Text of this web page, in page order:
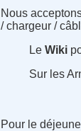
Nous
/ chargeur /
LeWiki
Sur les
Pour le